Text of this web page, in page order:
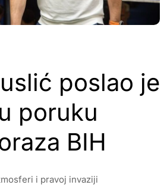
poslao je
poruku
BIH
i pravoj invaziji